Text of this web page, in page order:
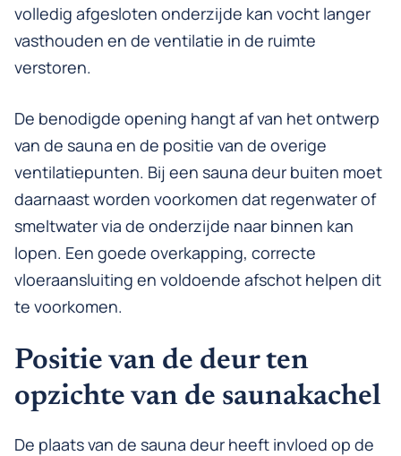
volledig afgesloten onderzijde kan vocht langer
vasthouden en de ventilatie in de ruimte
verstoren.
De benodigde opening hangt af van het ontwerp
van de sauna en de positie van de overige
ventilatiepunten. Bij een sauna deur buiten moet
daarnaast worden voorkomen dat regenwater of
smeltwater via de onderzijde naar binnen kan
lopen. Een goede overkapping, correcte
vloeraansluiting en voldoende afschot helpen dit
te voorkomen.
Positie van de deur ten
opzichte van de saunakachel
De plaats van de sauna deur heeft invloed op de